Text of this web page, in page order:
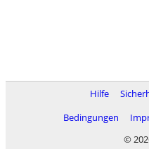
Hilfe
Bedingungen
©